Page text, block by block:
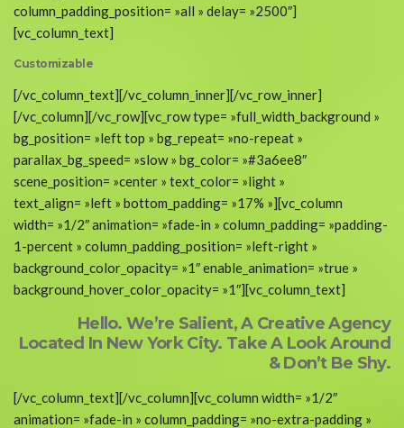
column_padding_position= »all » delay= »2500″]
[vc_column_text]
Customizable
[/vc_column_text][/vc_column_inner][/vc_row_inner]
[/vc_column][/vc_row][vc_row type= »full_width_background »
bg_position= »left top » bg_repeat= »no-repeat »
parallax_bg_speed= »slow » bg_color= »#3a6ee8″
scene_position= »center » text_color= »light »
text_align= »left » bottom_padding= »17% »][vc_column
width= »1/2″ animation= »fade-in » column_padding= »padding-
1-percent » column_padding_position= »left-right »
background_color_opacity= »1″ enable_animation= »true »
background_hover_color_opacity= »1″][vc_column_text]
Hello. We’re Salient, A Creative Agency
Located In New York City. Take A Look Around
& Don’t Be Shy.
[/vc_column_text][/vc_column][vc_column width= »1/2″
animation= »fade-in » column_padding= »no-extra-padding »